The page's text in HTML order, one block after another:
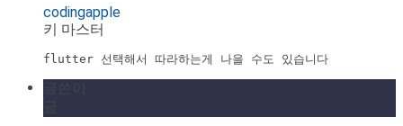
codingapple
키 마스터
flutter 선택해서 따라하는게 나을 수도 있습니다